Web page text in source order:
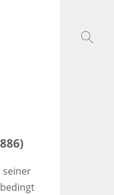
seiner